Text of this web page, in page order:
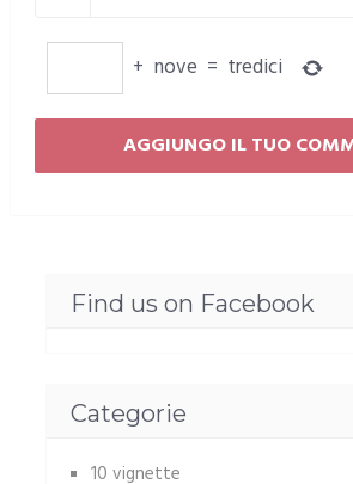
+ nove = tredici
Find us on Facebook
Categorie
10 vignette